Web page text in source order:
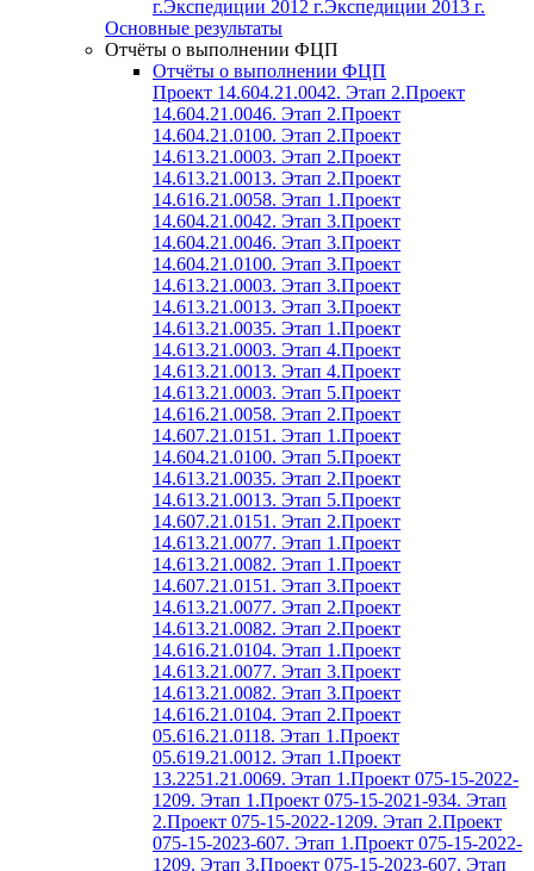
г.Экспедиции 2012 г.Экспедиции 2013 г.
Основные результаты
Отчёты о выполнении ФЦП
Отчёты о выполнении ФЦП
Проект 14.604.21.0042. Этап 2.Проект
14.604.21.0046. Этап 2.Проект
14.604.21.0100. Этап 2.Проект
14.613.21.0003. Этап 2.Проект
14.613.21.0013. Этап 2.Проект
14.616.21.0058. Этап 1.Проект
14.604.21.0042. Этап 3.Проект
14.604.21.0046. Этап 3.Проект
14.604.21.0100. Этап 3.Проект
14.613.21.0003. Этап 3.Проект
14.613.21.0013. Этап 3.Проект
14.613.21.0035. Этап 1.Проект
14.613.21.0003. Этап 4.Проект
14.613.21.0013. Этап 4.Проект
14.613.21.0003. Этап 5.Проект
14.616.21.0058. Этап 2.Проект
14.607.21.0151. Этап 1.Проект
14.604.21.0100. Этап 5.Проект
14.613.21.0035. Этап 2.Проект
14.613.21.0013. Этап 5.Проект
14.607.21.0151. Этап 2.Проект
14.613.21.0077. Этап 1.Проект
14.613.21.0082. Этап 1.Проект
14.607.21.0151. Этап 3.Проект
14.613.21.0077. Этап 2.Проект
14.613.21.0082. Этап 2.Проект
14.616.21.0104. Этап 1.Проект
14.613.21.0077. Этап 3.Проект
14.613.21.0082. Этап 3.Проект
14.616.21.0104. Этап 2.Проект
05.616.21.0118. Этап 1.Проект
05.619.21.0012. Этап 1.Проект
13.2251.21.0069. Этап 1.Проект 075-15-2022-
1209. Этап 1.Проект 075-15-2021-934. Этап
2.Проект 075-15-2022-1209. Этап 2.Проект
075-15-2023-607. Этап 1.Проект 075-15-2022-
1209. Этап 3.Проект 075-15-2023-607. Этап